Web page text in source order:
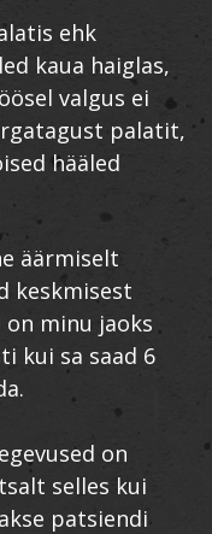
ehk
kaua haiglas,
valgus ei
palatit,
hääled
äärmiselt
keskmisest
minu jaoks
kui sa saad 6
on
selles kui
patsiendi